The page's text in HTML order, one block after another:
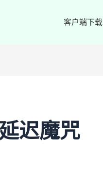
客户端下载
迟魔咒